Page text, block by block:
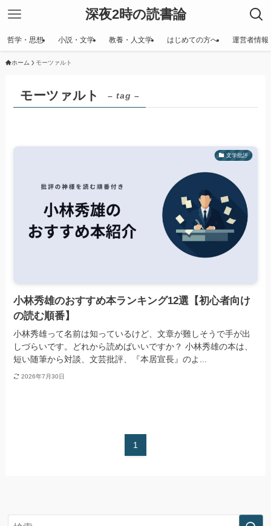
深夜2時の読書論
哲学・思想 小説・文学 教養・人文学 はじめての方へ 運営者情報
ホーム モーツァルト
モーツァルト – tag –
文学批評
小林秀雄のおすすめ本ランキング12選【初心者向け
の読む順番】
小林秀雄って名前は知っているけど、文章が難しそうで手が出
しづらいです。どれから読めばいいですか？ 小林秀雄の本は、
短い随筆から対談、文芸批評、『本居宣長』のよ...
2026年7月30日
1